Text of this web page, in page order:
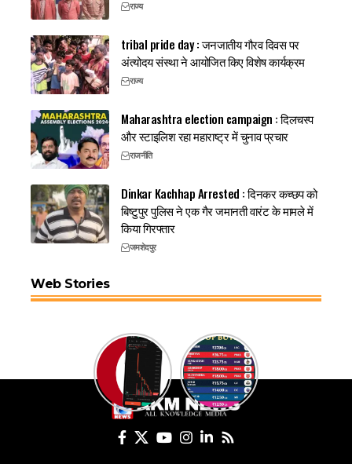
राज्य
tribal pride day : जनजातीय गौरव दिवस पर
अंत्योदय संस्था ने आयोजित किए विशेष कार्यक्रम
राज्य
Maharashtra election campaign : दिलचस्प
और स्टाइलिश रहा महाराष्ट्र में चुनाव प्रचार
राजनीति
Dinkar Kachhap Arrested : दिनकर कच्छप को
बिष्टुपुर पुलिस ने एक गैर जमानती वारंट के मामले में
किया गिरफ्तार
जमशेदपुर
Web Stories